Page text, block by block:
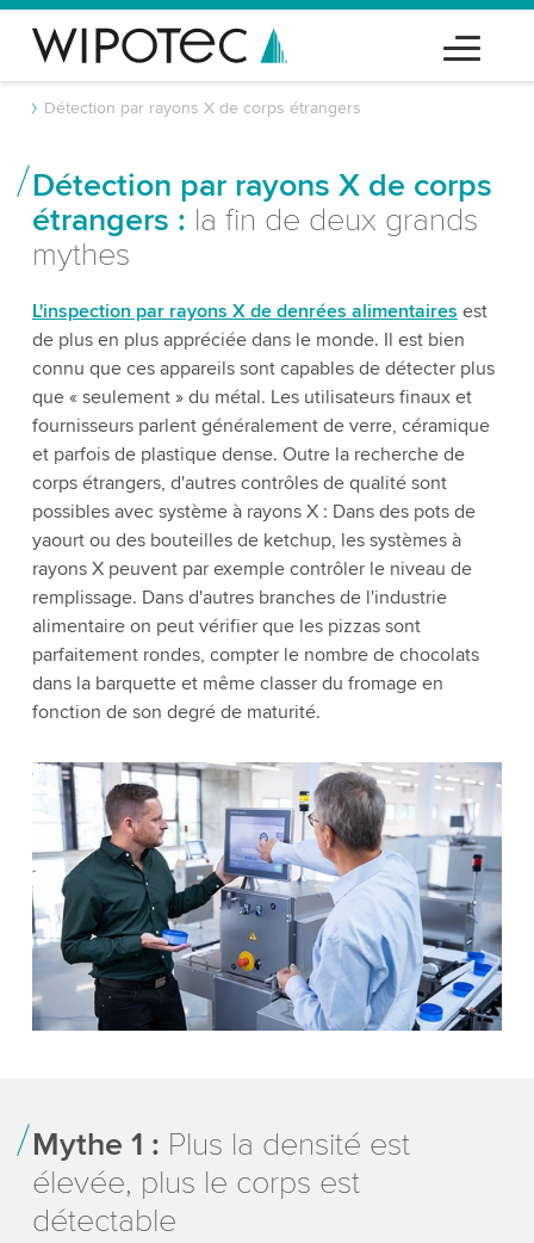
Détection par rayons X de corps étrangers
Détection par rayons X de corps
étrangers : la fin de deux grands
mythes
L'inspection par rayons X de denrées alimentaires est
de plus en plus appréciée dans le monde. Il est bien
connu que ces appareils sont capables de détecter plus
que « seulement » du métal. Les utilisateurs finaux et
fournisseurs parlent généralement de verre, céramique
et parfois de plastique dense. Outre la recherche de
corps étrangers, d'autres contrôles de qualité sont
possibles avec système à rayons X : Dans des pots de
yaourt ou des bouteilles de ketchup, les systèmes à
rayons X peuvent par exemple contrôler le niveau de
remplissage. Dans d'autres branches de l'industrie
alimentaire on peut vérifier que les pizzas sont
parfaitement rondes, compter le nombre de chocolats
dans la barquette et même classer du fromage en
fonction de son degré de maturité.
Mythe 1 : Plus la densité est
élevée, plus le corps est
détectable